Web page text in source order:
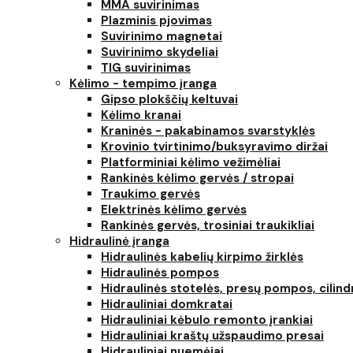
MMA suvirinimas
Plazminis pjovimas
Suvirinimo magnetai
Suvirinimo skydeliai
TIG suvirinimas
Kėlimo - tempimo įranga
Gipso plokščių keltuvai
Kėlimo kranai
Kraninės - pakabinamos svarstyklės
Krovinio tvirtinimo/buksyravimo diržai
Platforminiai kėlimo vežimėliai
Rankinės kėlimo gervės / stropai
Traukimo gervės
Elektrinės kėlimo gervės
Rankinės gervės, trosiniai traukikliai
Hidraulinė įranga
Hidraulinės kabelių kirpimo žirklės
Hidraulinės pompos
Hidraulinės stotelės, presų pompos,
Hidrauliniai domkratai
Hidrauliniai kėbulo remonto įrankiai
Hidrauliniai kraštų užspaudimo presai